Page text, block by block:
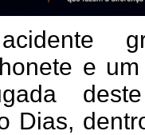
e
Dias,